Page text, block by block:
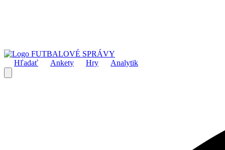
FUTBALOVÉ SPRÁVY
Hľadať
Ankety Hry Analytik